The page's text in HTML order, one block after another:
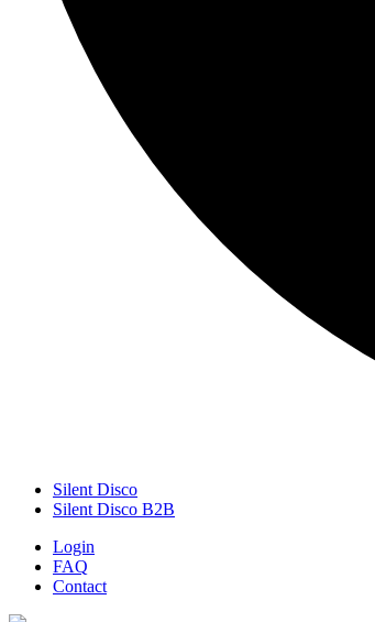
Silent Disco
Silent Disco B2B
Login
FAQ
Contact